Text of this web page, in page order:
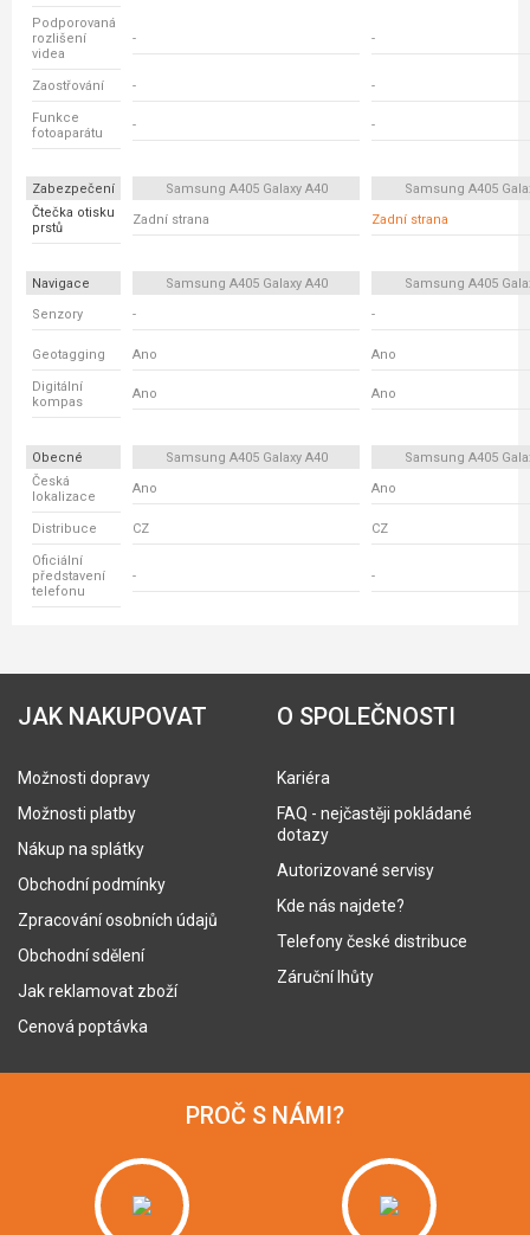
Podporovaná
rozlišení
videa
- -
Zaostřování - -
Funkce
fotoaparátu
- -
Zabezpečení Samsung A405 Galaxy A40
Samsung A405
Čtečka otisku
prstů
Zadní strana Zadní strana
Navigace Samsung A405 Galaxy A40
Samsung A405
Senzory
- -
Geotagging Ano Ano
Digitální
kompas
Ano Ano
Obecné Samsung A405 Galaxy A40
Samsung A405
Česká
lokalizace
Ano Ano
Distribuce CZ CZ
Oficiální
představení
telefonu
- -
JAK NAKUPOVAT
Možnosti dopravy
Možnosti platby
Nákup na splátky
Obchodní podmínky
Zpracování osobních údajů
Obchodní sdělení
Jak reklamovat zboží
Cenová poptávka
O SPOLEČNOSTI
Kariéra
FAQ - nejčastěji pokládané
dotazy
Autorizované servisy
Kde nás najdete?
Telefony české distribuce
Záruční lhůty
PROČ S NÁMI?